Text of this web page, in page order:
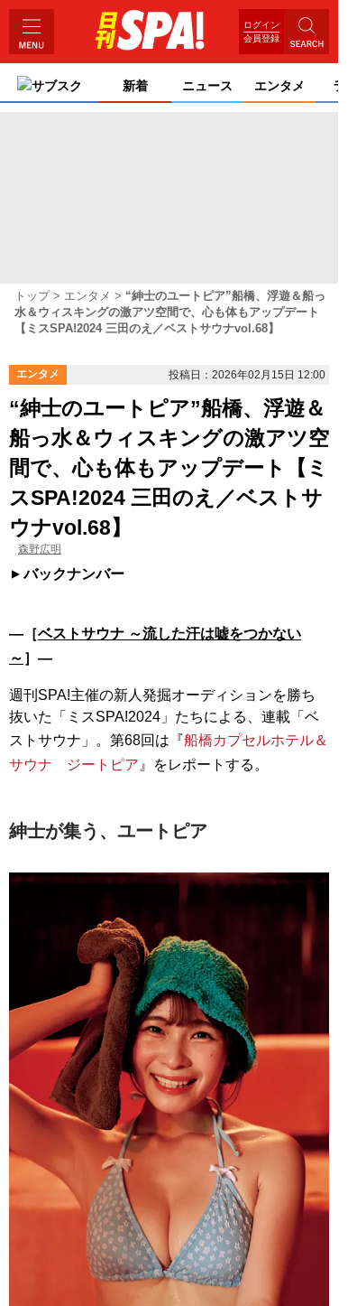
ログイン
会員登録
サブスク 新着 ニュース エンタメ ライ
トップ エンタメ
“紳士のユートピア”船橋、浮遊＆船っ
水＆ウィスキングの激アツ空間で、心も体もアップデート
【ミスSPA!2024 三田のえ／ベストサウナvol.68】
エンタメ 投稿日：2026年02月15日 12:00
“紳士のユートピア”船橋、浮遊＆
船っ水＆ウィスキングの激アツ空
間で、心も体もアップデート【ミ
スSPA!2024 三田のえ／ベストサ
ウナvol.68】
森野広明
バックナンバー
―［ベストサウナ ～流した汗は嘘をつかない
～ ］―
週刊SPA!主催の新人発掘オーディションを勝ち
抜いた「ミスSPA!2024」たちによる、連載「ベ
ストサウナ」。第68回は『船橋カプセルホテル＆
サウナ ジートピア 』をレポートする。
紳士が集う、ユートピア